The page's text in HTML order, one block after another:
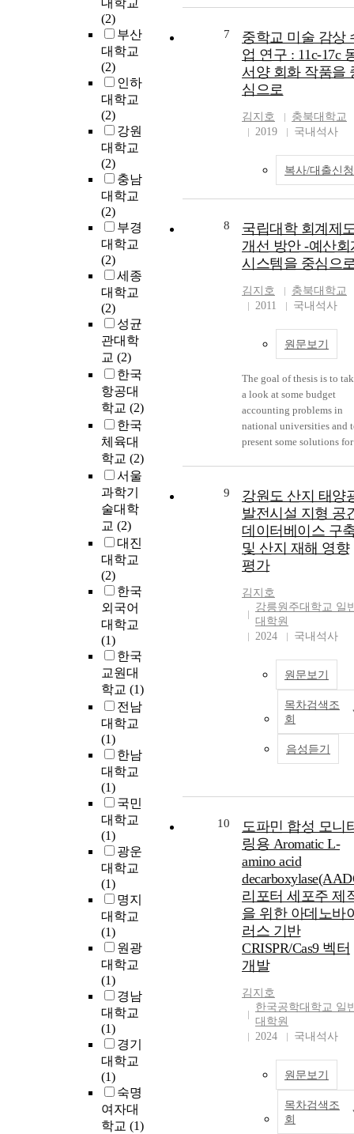
대학교
(2)
부산
대학교
(2)
인하
대학교
(2)
강원
대학교
(2)
충남
대학교
(2)
부경
대학교
(2)
세종
대학교
(2)
성균
관대학
교 (2)
한국
항공대
학교 (2)
한국
체육대
학교 (2)
서울
과학기
술대학
교 (2)
대진
대학교
(2)
한국
외국어
대학교
(1)
한국
교원대
학교 (1)
전남
대학교
(1)
한남
대학교
(1)
국민
대학교
(1)
광운
대학교
(1)
명지
대학교
(1)
원광
대학교
(1)
경남
대학교
(1)
경기
대학교
(1)
숙명
여자대
학교 (1)
7
중학교 미술 감상
업 연구 : 11c-17c
서양 회화 작품을
심으로
김지호
충북대학교
2019
국내석사
복사/대출신청
8
국립대학 회계제
개선 방안 -예산회
시스템을 중심으
김지호
충북대학교
2011
국내석사
원문보기
The goal of thesis is to
a look at some budget
accounting problems in
national universities and
present some solutions for
rapidly changing
educational environment
and internally improve
quality of education. By the
system theory , this thesis
will analyze budget
National University. It is
classified into four
of the system theory,
Therefore, suggestions
made through analysis of
were as follows. 1. Input
investment on the
university isn`t enough. In
percent. But it`s too low
comparison to the OECD
average level of 1 percent.
Therefore, the
investment ratio should
greatly increase. 2) In 2007
college students in Korea
has a per capita annual
tuition is $ 8,920. And It`s
lower than the OECD
should be stepped up to
OECD average level. 3) In
2007 the government`s
burden of higher
expenses is 20.7 percent.
The OECD average 69.1
percent level should be
raised to the level of
government. 2. Transition
9
강원도 산지 태양
발전시설 지형 공
데이터베이스 구
및 산지 재해 영향
평가
김지호
강릉원주대학교 일
대학원
2024
국내석사
원문보기
목차검색조
회
음성듣기
10
도파민 합성 모니
링용 Aromatic L-
amino acid
리포터 세포주 제
을 위한 아데노바
러스 기반
CRISPR/Cas9 벡터
개발
김지호
한국공학대학교 일
대학원
2024
국내석사
원문보기
목차검색조
회